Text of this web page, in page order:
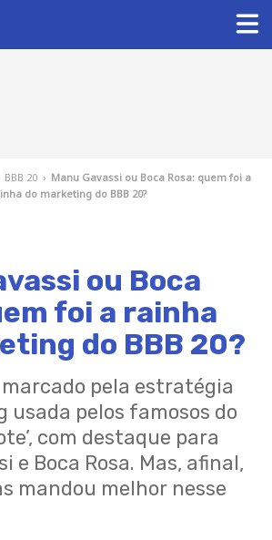
BBB 20 › Manu Gavassi ou Boca Rosa: quem foi a
do marketing do BBB 20?
ou Boca
foi a rainha
do BBB 20?
marcado pela estratégia
usada pelos famosos do
com destaque para
e Boca Rosa. Mas, afinal,
mandou melhor nesse